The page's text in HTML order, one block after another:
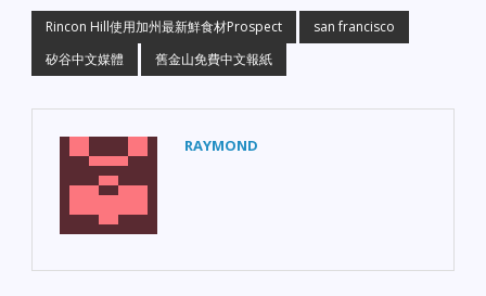
Rincon Hill使用加州最新鮮食材Prospect
san francisco
矽谷中文媒體
舊金山免費中文報紙
RAYMOND